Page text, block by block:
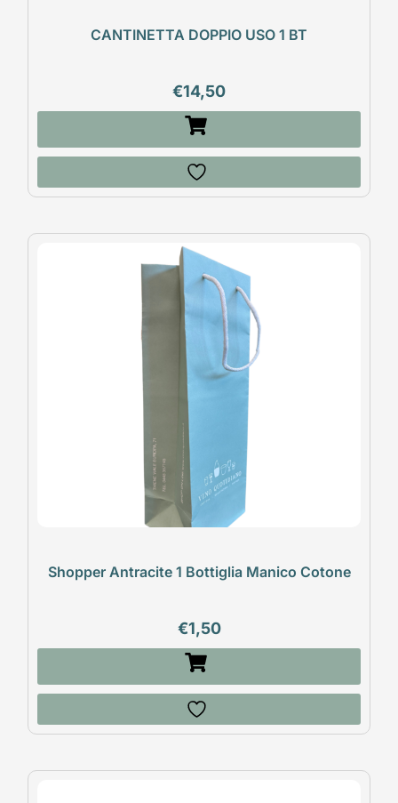
CANTINETTA DOPPIO USO 1 BT
€14,50
Shopper Antracite 1 Bottiglia Manico Cotone
€1,50